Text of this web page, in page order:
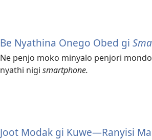
Be Nyathina Onego Obed gi
Ne penjo moko minyalo penjori
nyathi nigismartphone.
Joot Modak gi Kuwe​—Ranyisi